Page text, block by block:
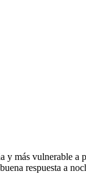
más vulnerable a
respuesta a